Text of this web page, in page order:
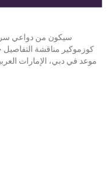
سيكون من دواعي
موعد في دبي، الإمارات